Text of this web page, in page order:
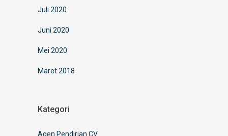
Juli 2020
Juni 2020
Mei 2020
Maret 2018
Kategori
Agen Pendirian CV